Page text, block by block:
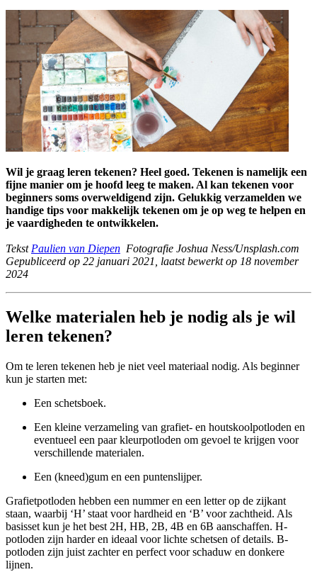
Wil je graag leren tekenen? Heel goed. Tekenen is namelijk een
fijne manier om je hoofd leeg te maken. Al kan tekenen voor
beginners soms overweldigend zijn. Gelukkig verzamelden we
handige tips voor makkelijk tekenen om je op weg te helpen en
je vaardigheden te ontwikkelen.
Tekst Paulien van Diepen Fotografie Joshua Ness/Unsplash.com
Gepubliceerd op 22 januari 2021, laatst bewerkt op 18 november
2024
Welke materialen heb je nodig als je wil
leren tekenen?
Om te leren tekenen heb je niet veel materiaal nodig. Als beginner
kun je starten met:
Een schetsboek.
Een kleine verzameling van grafiet- en houtskoolpotloden en
eventueel een paar kleurpotloden om gevoel te krijgen voor
verschillende materialen.
Een (kneed)gum en een puntenslijper.
Grafietpotloden hebben een nummer en een letter op de zijkant
staan, waarbij ‘H’ staat voor hardheid en ‘B’ voor zachtheid. Als
basisset kun je het best 2H, HB, 2B, 4B en 6B aanschaffen. H-
potloden zijn harder en ideaal voor lichte schetsen of details. B-
potloden zijn juist zachter en perfect voor schaduw en donkere
lijnen.